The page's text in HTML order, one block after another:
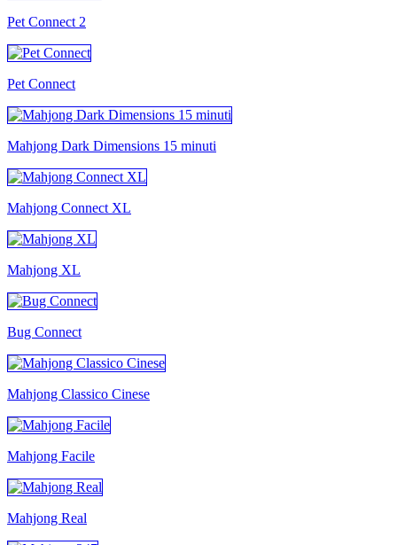
Pet Connect 2
Pet Connect
Mahjong Dark Dimensions 15 minuti
Mahjong Connect XL
Mahjong XL
Bug Connect
Mahjong Classico Cinese
Mahjong Facile
Mahjong Real